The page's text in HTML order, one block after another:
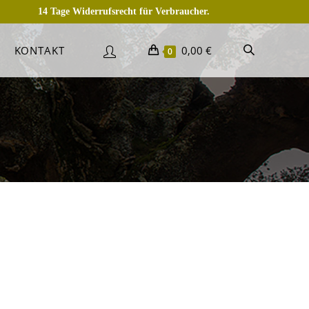
14 Tage Widerrufsrecht für Verbraucher.
KONTAKT 0 0,00 €